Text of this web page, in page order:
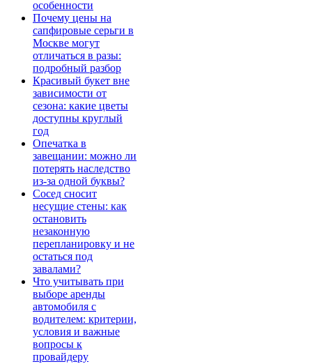
особенности
Почему цены на
сапфировые серьги в
Москве могут
отличаться в разы:
подробный разбор
Красивый букет вне
зависимости от
сезона: какие цветы
доступны круглый
год
Опечатка в
завещании: можно ли
потерять наследство
из-за одной буквы?
Сосед сносит
несущие стены: как
остановить
незаконную
перепланировку и не
остаться под
завалами?
Что учитывать при
выборе аренды
автомобиля с
водителем: критерии,
условия и важные
вопросы к
провайдеру